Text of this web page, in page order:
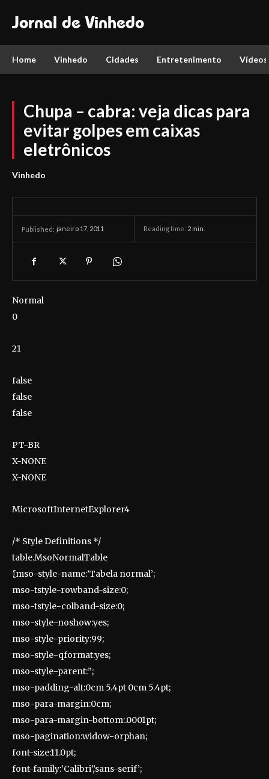
Jornal de Vinhedo
Home Vinhedo Cidades Entretenimento Vídeos
Chupa – cabra: veja dicas para
evitar golpes em caixas
eletrônicos
Vinhedo
Published: janeiro 17, 2011 Reading time: 2 min.
Normal
0
21
false
false
false
PT-BR
X-NONE
X-NONE
MicrosoftInternetExplorer4
/* Style Definitions */
table.MsoNormalTable
{mso-style-name:’Tabela normal’;
mso-tstyle-rowband-size:0;
mso-tstyle-colband-size:0;
mso-style-noshow:yes;
mso-style-priority:99;
mso-style-qformat:yes;
mso-style-parent:”;
mso-padding-alt:0cm 5.4pt 0cm 5.4pt;
mso-para-margin:0cm;
mso-para-margin-bottom:.0001pt;
mso-pagination:widow-orphan;
font-size:11.0pt;
font-family:’Calibri’,’sans-serif’;